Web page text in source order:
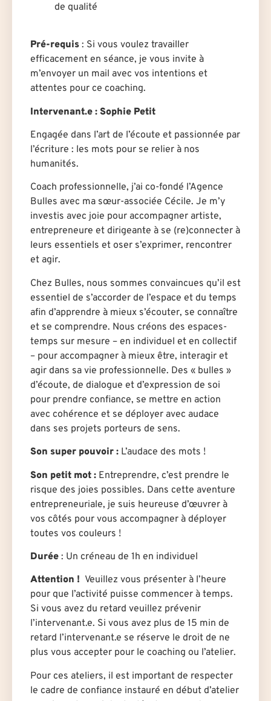
de qualité
Pré-requis : Si vous voulez travailler
efficacement en séance, je vous invite à
m’envoyer un mail avec vos intentions et
attentes pour ce coaching.
Intervenant.e : Sophie Petit
Engagée dans l’art de l’écoute et passionnée par
l’écriture : les mots pour se relier à nos
humanités.
Coach professionnelle, j’ai co-fondé l’Agence
Bulles avec ma sœur-associée Cécile. Je m’y
investis avec joie pour accompagner artiste,
entrepreneur·e et dirigeant·e à se (re)connecter à
leurs essentiels et oser s’exprimer, rencontrer
et agir.
Chez Bulles, nous sommes convaincues qu’il est
essentiel de s’accorder de l’espace et du temps
afin d’apprendre à mieux s’écouter, se connaître
et se comprendre. Nous créons des espaces-
temps sur mesure – en individuel et en collectif
– pour accompagner à mieux être, interagir et
agir dans sa vie professionnelle. Des « bulles »
d’écoute, de dialogue et d’expression de soi
pour prendre confiance, se mettre en action
avec cohérence et se déployer avec audace
dans ses projets porteurs de sens.
Son super pouvoir : L’audace des mots !
Son petit mot : Entreprendre, c’est prendre le
risque des joies possibles. Dans cette aventure
entrepreneuriale, je suis heureuse d’œuvrer à
vos côtés pour vous accompagner à déployer
toutes vos couleurs !
Durée : Un créneau de 1h en individuel
Attention ! Veuillez vous présenter à l’heure
pour que l’activité puisse commencer à temps.
Si vous avez du retard veuillez prévenir
l’intervenant.e. Si vous avez plus de 15 min de
retard l’intervenant.e se réserve le droit de ne
plus vous accepter pour le coaching ou l’atelier.
Pour ces ateliers, il est important de respecter
le cadre de confiance instauré en début d’atelier